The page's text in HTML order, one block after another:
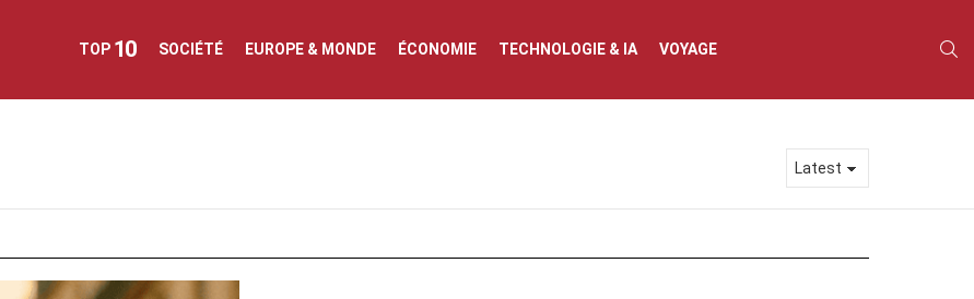
TOP 10 SOCIÉTÉ EUROPE & MONDE ÉCONOMIE TECHNOLOGIE & IA VOYAGE